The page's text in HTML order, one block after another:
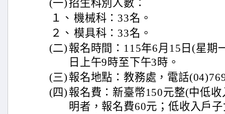
(一)招生科別人數：
１、 機械科：33名。
２、 模具科：33名。
(二) 報名時間：115年6月15日(星期
日上午9時至下午3時。
(三) 報名地點：教務處，電話
(四) 報名費：新臺幣150元整(中低
明者，報名費60元；低收入戶